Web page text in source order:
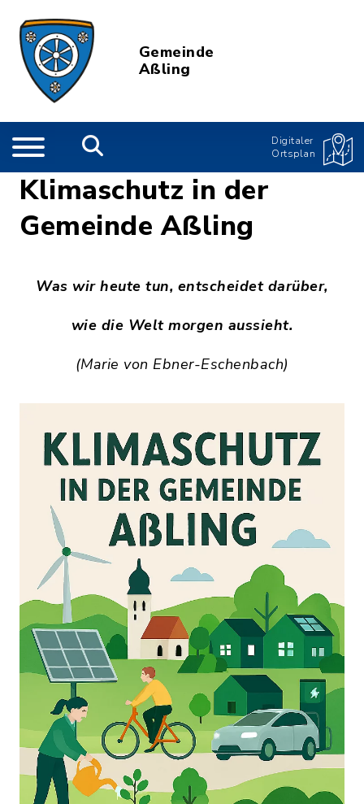
Gemeinde
Aßling
Digitaler
Ortsplan
Klimaschutz in der
Gemeinde Aßling
Was wir heute tun, entscheidet darüber,
wie die Welt morgen aussieht.
(Marie von Ebner-Eschenbach)